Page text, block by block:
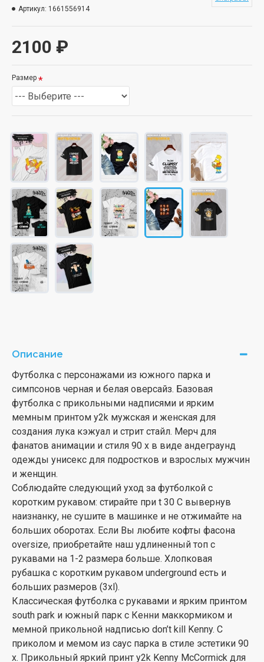
2100 ₽
Артикул: 1661556914
Размер
Описание
Футболка с персонажами из южного парка и
симпсонов черная и белая оверсайз. Базовая
футболка с прикольными надписями и ярким
мемным принтом y2k мужская и женская для
создания лука кэжуал и стрит стайл. Мерч для
фанатов анимации и стиля 90 х в виде андеграунд
одежды унисекс для подростков и взрослых мужчин
и женщин.
Соблюдайте следующий уход за футболкой с
коротким рукавом: стирайте при t 30 С вывернув
наизнанку, не сушите в машинке и не отжимайте на
больших оборотах. Если Вы любите кофты фасона
oversize, приобретайте наш удлиненный топ с
рукавами на 1-2 размера больше. Хлопковая
рубашка с коротким рукавом underground есть и
больших размеров (3xl).
Классическая футболка с рукавами и ярким принтом
south park и южный парк с Кенни маккормиком и
мемной прикольной надписью don’t kill Kenny. С
приколом и мемом из саус парка в стиле эстетики 90
х. Прикольный яркий принт y2k Kenny McCormick для